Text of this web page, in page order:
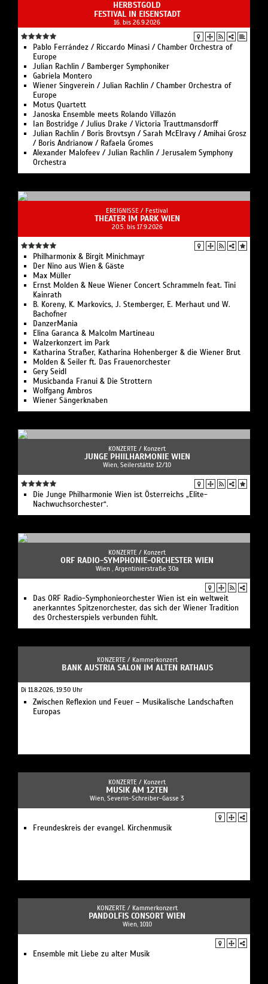
HERBSTGOLD
FESTIVAL IN EISENSTADT
16. bis 26.9.2026
Pablo Ferrández / Riccardo Minasi / Chamber Orchestra of
Europe
Julian Rachlin / Bamberger Symphoniker
Gabriela Montero
Wiener Singverein / Julian Rachlin / Chamber Orchestra of
Europe
Motus Quartett
Janoska Ensemble meets Rolando Villazón
Ian Bostridge / Julius Drake / Victoria Trauttmansdorff
Julian Rachlin / Boris Brovtsyn / Sarah McElravy / Amihai Grosz
/ Boris Andrianow / Rafaela Gromes
Alexander Malofeev / Julian Rachlin / Jerusalem Symphony
Orchestra
EREIGNISSE / Festival
THEATER IM PARK WIEN
20.5. bis 17.9.2026
Philharmonix & Birgit Minichmayr
Der Nino aus Wien & Gäste
Max Müller
Ernst Molden & Neue Wiener Concert Schrammeln feat. Tini
Kainrath
B. Koreny, K. Markovics, J. Stemberger, E. Merhaut und W.
Bachofner
DanzerMania
Elina Garanca & Malcolm Martineau
Walzerkonzert im Park
Katharina Straßer, Katharina Hohenberger & die Wiener Brut
Molden & Seiler ft. Das Frauenorchester
Gery Seidl
Musicbanda Franui & Die Strottern
Wolfgang Ambros
Wiener Sängerknaben
KONZERTE / Konzert
JUNGE PHIILHARMONIE WIEN
Wien, Seilerstätte 12/10
Die Junge Philharmonie Wien ist Österreichs „Elite-
Nachwuchsorchester“.
KONZERTE / Konzert
ORF RADIO-SYMPHONIE-ORCHESTER WIEN
Wien , Argentinierstraße 30a
Das ORF Radio-Symphonieorchester Wien ist ein weltweit
anerkanntes Spitzenorchester, das sich der Wiener Tradition
des Orchesterspiels verbunden fühlt.
KONZERTE / Kammerkonzert
BANK AUSTRIA SALON IM ALTEN RATHAUS
Di 11.8.2026, 19:30 Uhr
Zwischen Reflexion und Feuer – Musikalische Landschaften
Europas
KONZERTE / Konzert
MUSIK AM 12TEN
Wien, Severin-Schreiber-Gasse 3
Freundeskreis der evangel. Kirchenmusik
KONZERTE / Kammerkonzert
PANDOLFIS CONSORT WIEN
Wien, 1010
Ensemble mit Liebe zu alter Musik